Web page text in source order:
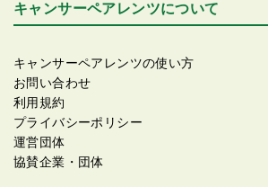
キャンサーペアレンツについて
キャンサーペアレンツの使い方
お問い合わせ
利用規約
プライバシーポリシー
運営団体
協賛企業・団体